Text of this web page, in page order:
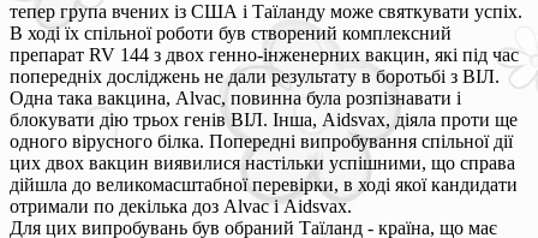
тепер група вчених із США і Таїланду може святкувати успіх.
В ході їх спільної роботи був створений комплексний
препарат RV 144 з двох генно-інженерних вакцин, які під час
попередніх досліджень не дали результату в боротьбі з ВІЛ.
Одна така вакцина, Alvac, повинна була розпізнавати і
блокувати дію трьох генів ВІЛ. Інша, Aidsvax, діяла проти ще
одного вірусного білка. Попередні випробування спільної дії
цих двох вакцин виявилися настільки успішними, що справа
дійшла до великомасштабної перевірки, в ході якої кандидати
отримали по декілька доз Alvac і Aidsvax.
Для цих випробувань був обраний Таїланд - країна, що має